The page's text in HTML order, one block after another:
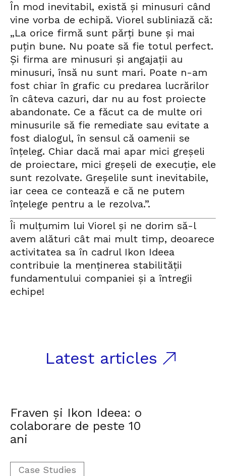
În mod inevitabil, există și minusuri când
vine vorba de echipă. Viorel subliniază că:
„La orice firmă sunt părți bune și mai
puțin bune. Nu poate să fie totul perfect.
Și firma are minusuri și angajații au
minusuri, însă nu sunt mari. Poate n-am
fost chiar în grafic cu predarea lucrărilor
în câteva cazuri, dar nu au fost proiecte
abandonate. Ce a făcut ca de multe ori
minusurile să fie remediate sau evitate a
fost dialogul, în sensul că oamenii se
înțeleg. Chiar dacă mai apar mici greșeli
de proiectare, mici greșeli de execuție, ele
sunt rezolvate. Greșelile sunt inevitabile,
iar ceea ce contează e că ne putem
înțelege pentru a le rezolva.”.
Îi mulțumim lui Viorel și ne dorim să-l
avem alături cât mai mult timp, deoarece
activitatea sa în cadrul Ikon Ideea
contribuie la menținerea stabilității
fundamentului companiei și a întregii
echipe!
Latest articles
Fraven și Ikon Ideea: o
colaborare de peste 10
ani
Case Studies